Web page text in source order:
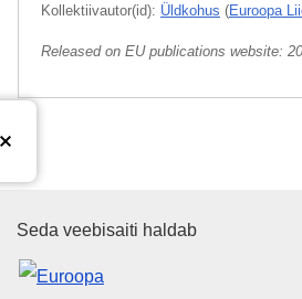
Kollektiivautor(id): Üldkohus (Euroopa
Released on EU publications website:
Euroopa Liidu
Seda veebisaiti haldab